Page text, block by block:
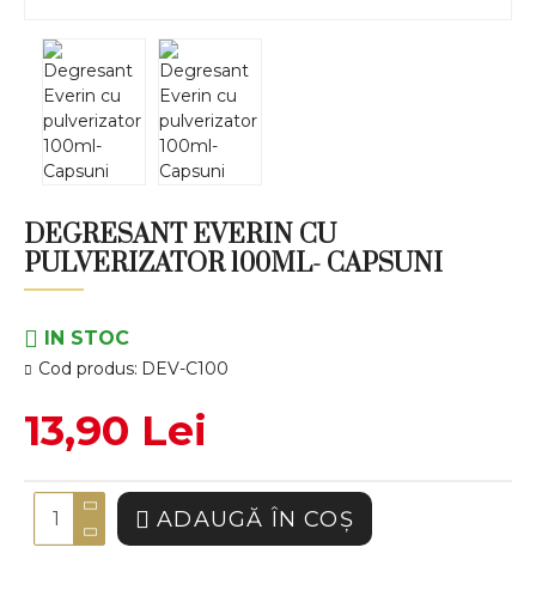
DEGRESANT EVERIN CU
PULVERIZATOR 100ML- CAPSUNI
IN STOC
Cod produs: DEV-C100
13,90 Lei
ADAUGĂ ÎN COŞ